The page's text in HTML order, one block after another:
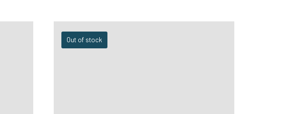
Out of stock